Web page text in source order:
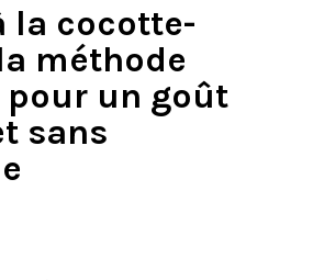
la cocotte-
méthode
un goût
sans